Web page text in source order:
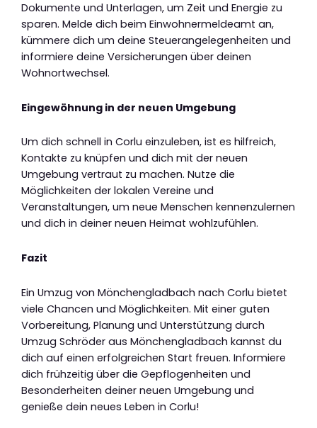
Dokumente und Unterlagen, um Zeit und Energie zu
sparen. Melde dich beim Einwohnermeldeamt an,
kümmere dich um deine Steuerangelegenheiten und
informiere deine Versicherungen über deinen
Wohnortwechsel.
Eingewöhnung in der neuen Umgebung
Um dich schnell in Corlu einzuleben, ist es hilfreich,
Kontakte zu knüpfen und dich mit der neuen
Umgebung vertraut zu machen. Nutze die
Möglichkeiten der lokalen Vereine und
Veranstaltungen, um neue Menschen kennenzulernen
und dich in deiner neuen Heimat wohlzufühlen.
Fazit
Ein Umzug von Mönchengladbach nach Corlu bietet
viele Chancen und Möglichkeiten. Mit einer guten
Vorbereitung, Planung und Unterstützung durch
Umzug Schröder aus Mönchengladbach kannst du
dich auf einen erfolgreichen Start freuen. Informiere
dich frühzeitig über die Gepflogenheiten und
Besonderheiten deiner neuen Umgebung und
genieße dein neues Leben in Corlu!